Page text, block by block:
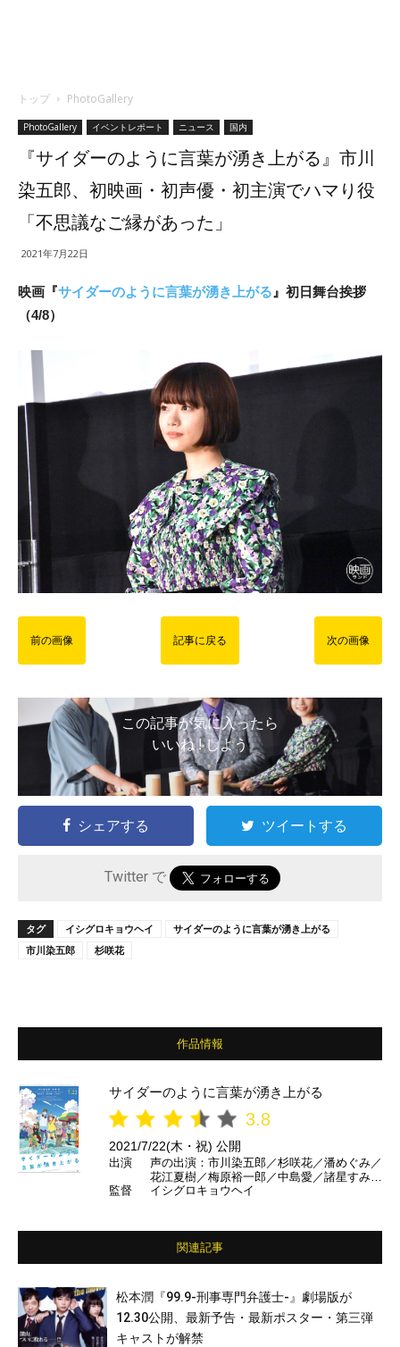
トップ PhotoGallery
PhotoGallery イベントレポート ニュース 国内
『サイダーのように言葉が湧き上がる』市川
染五郎、初映画・初声優・初主演でハマり役
「不思議なご縁があった」
2021年7月22日
映画『サイダーのように言葉が湧き上がる 』初日舞台挨拶
（4/8）
前の画像 記事に戻る 次の画像
この記事が気に入ったら
いいね ! しよう
シェアする ツイートする
Twitter で
タグ イシグロキョウヘイ
サイダーのように言葉が湧き上がる
市川染五郎
杉咲花
作品情報
サイダーのように言葉が湧き上がる
3.8
2021/7/22(木・祝) 公開
出演
声の出演：市川染五郎／杉咲花／潘めぐみ／
花江夏樹／梅原裕一郎／中島愛／諸星すみれ
／神谷浩史／坂本真綾／山寺宏一／井上喜久
監督 イシグロキョウヘイ
関連記事
松本潤『99.9-刑事専門弁護士-』劇場版が
12.30公開、最新予告・最新ポスター・第三弾
キャストが解禁